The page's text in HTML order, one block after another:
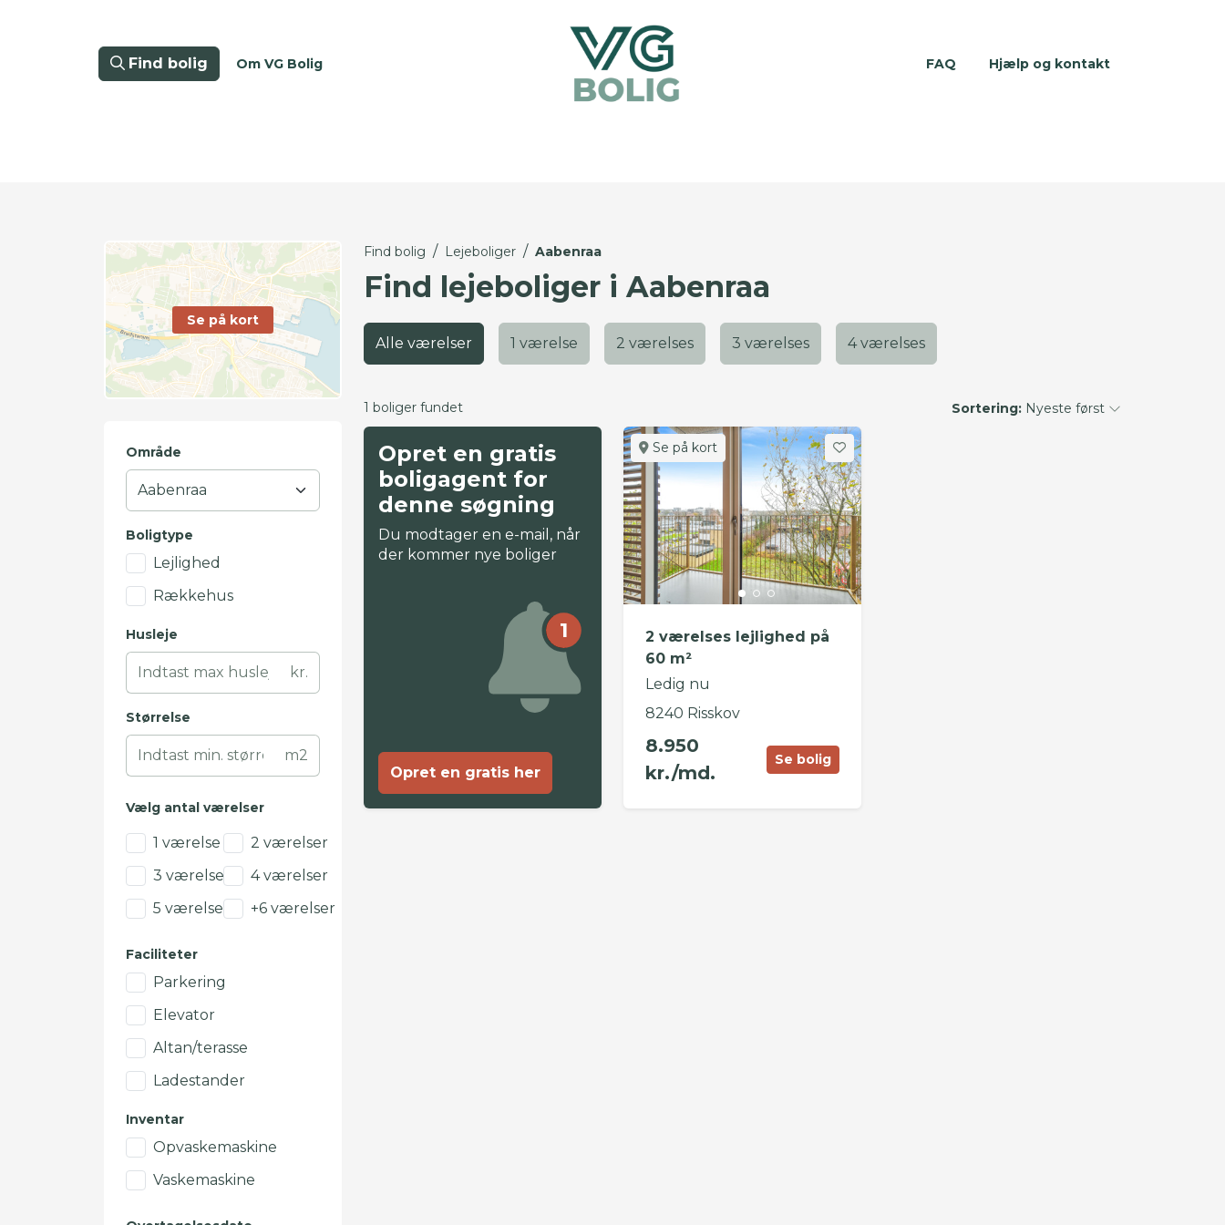
Find bolig Om VG Bolig FAQ Hjælp og kontakt
Se på kort
Område
Boligtype
Lejlighed
Rækkehus
Husleje
kr.
Størrelse
m2
Vælg antal værelser
1 værelse
2 værelser
3 værelser
4 værelser
5 værelser
+6 værelser
Faciliteter
Parkering
Elevator
Altan/terasse
Ladestander
Inventar
Opvaskemaskine
Vaskemaskine
Find bolig / Lejeboliger / Aabenraa
Find lejeboliger i Aabenraa
Alle værelser 1 værelse 2 værelses 3 værelses 4 værelses
1 boliger fundet Sortering: Nyeste først
Opret en gratis
boligagent for
denne søgning
Du modtager en e-mail, når
der kommer nye boliger
1
Opret en gratis her
Se på kort
2 værelses lejlighed på
60 m²
Ledig nu
8240 Risskov
8.950
kr./md.
Se bolig